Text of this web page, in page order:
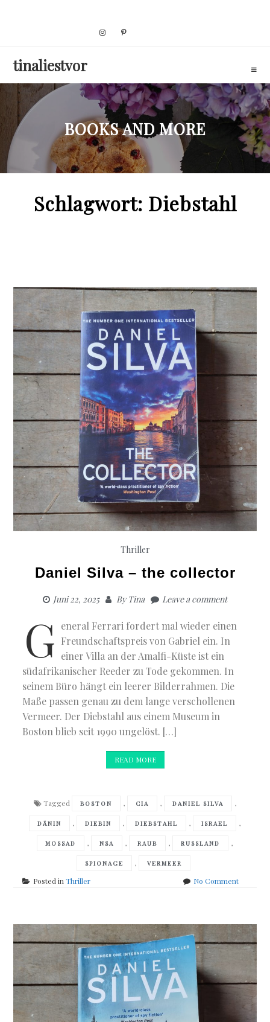
tinaliestvor
BOOKS AND MORE
Schlagwort: Diebstahl
Thriller
Daniel Silva – the collector
Juni 22, 2025 ByTina Leave a comment
G eneral Ferrari fordert mal wieder einen
Freundschaftspreis von Gabriel ein. In
einer Villa an der Amalfi-Küste ist ein
südafrikanischer Reeder zu Tode gekommen. In
seinem Büro hängt ein leerer Bilderrahmen. Die
Maße passen genau zu dem lange verschollenen
Vermeer. Der Diebstahl aus einem Museum in
Boston blieb seit 1990 ungelöst. […]
READ MORE
Tagged BOSTON , CIA , DANIEL SILVA ,
DÄNIN , DIEBIN , DIEBSTAHL , ISRAEL ,
MOSSAD , NSA , RAUB , RUSSLAND ,
SPIONAGE , VERMEER
Posted inThriller No Commenton
the
collector